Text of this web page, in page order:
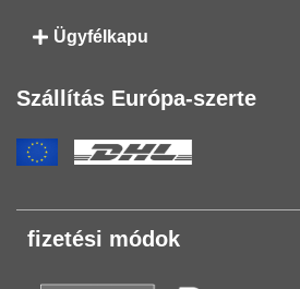
Ügyfélkapu
Szállítás Európa-szerte
fizetési módok